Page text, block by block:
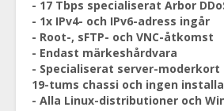
- 17 Tbps specialiserat Arbor
- 1x IPv4- och IPv6-adress ingår
- Root-, sFTP- och VNC-åtkomst
- Endast märkeshårdvara
- Specialiserat server-moderkort
19-tums chassi och ingen
- Alla Linux-distributioner och